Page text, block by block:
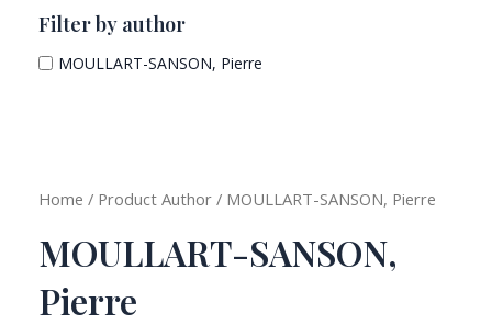
Filter by author
MOULLART-SANSON, Pierre
Home / Product Author / MOULLART-SANSON, Pierre
MOULLART-SANSON,
Pierre